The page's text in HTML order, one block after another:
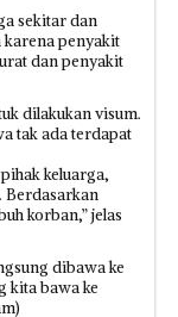
sekitar dan
karena penyakit
dan penyakit
dilakukan visum.
tak ada terdapat
keluarga,
Berdasarkan
korban,” jelas
dibawa ke
kita bawa ke